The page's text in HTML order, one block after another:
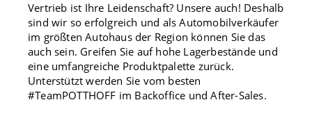
Vertrieb ist Ihre Leidenschaft? Unsere auch! Deshalb
sind wir so erfolgreich und als Automobilverkäufer
im größten Autohaus der Region können Sie das
auch sein. Greifen Sie auf hohe Lagerbestände und
eine umfangreiche Produktpalette zurück.
Unterstützt werden Sie vom besten
#TeamPOTTHOFF im Backoffice und After-Sales.